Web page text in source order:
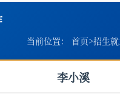
当前位置： 首页>招生
李小溪